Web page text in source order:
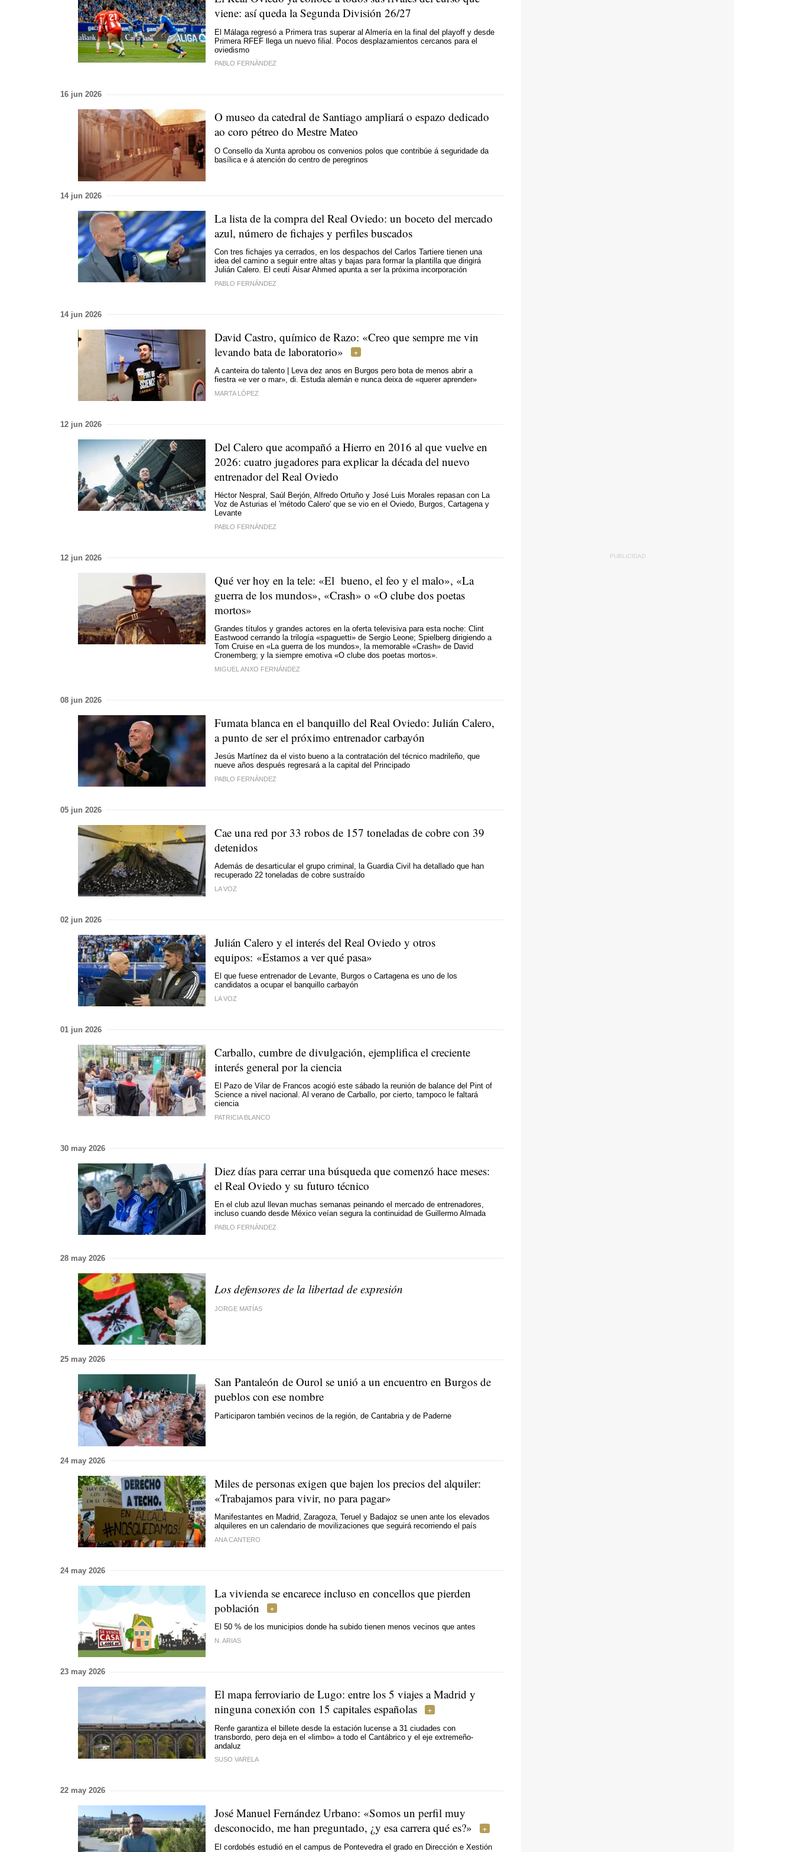
viene: así queda la Segunda División 26/27
El Málaga regresó a Primera tras superar al Almería en la final del playoff y desde
Primera RFEF llega un nuevo filial. Pocos desplazamientos cercanos para el
oviedismo
PABLO FERNÁNDEZ
16 jun 2026
O museo da catedral de Santiago ampliará o espazo dedicado
ao coro pétreo do Mestre Mateo
O Consello da Xunta aprobou os convenios polos que contribúe á seguridade da
basílica e á atención do centro de peregrinos
14 jun 2026
La lista de la compra del Real Oviedo: un boceto del mercado
azul, número de fichajes y perfiles buscados
Con tres fichajes ya cerrados, en los despachos del Carlos Tartiere tienen una
idea del camino a seguir entre altas y bajas para formar la plantilla que dirigirá
Julián Calero. El ceutí Aisar Ahmed apunta a ser la próxima incorporación
PABLO FERNÁNDEZ
14 jun 2026
David Castro, químico de Razo: «Creo que sempre me vin
levando bata de laboratorio»
A canteira do talento | Leva dez anos en Burgos pero bota de menos abrir a
fiestra «e ver o mar», di. Estuda alemán e nunca deixa de «querer aprender»
MARTA LÓPEZ
12 jun 2026
Del Calero que acompañó a Hierro en 2016 al que vuelve en
2026: cuatro jugadores para explicar la década del nuevo
entrenador del Real Oviedo
Héctor Nespral, Saúl Berjón, Alfredo Ortuño y José Luis Morales repasan con La
Voz de Asturias el 'método Calero' que se vio en el Oviedo, Burgos, Cartagena y
Levante
PABLO FERNÁNDEZ
12 jun 2026
Qué ver hoy en la tele: «El bueno, el feo y el malo», «La
guerra de los mundos», «Crash» o «O clube dos poetas
mortos»
Grandes títulos y grandes actores en la oferta televisiva para esta noche: Clint
Eastwood cerrando la trilogía «spaguetti» de Sergio Leone; Spielberg dirigiendo a
Tom Cruise en «La guerra de los mundos», la memorable «Crash» de David
Cronemberg; y la siempre emotiva «O clube dos poetas mortos».
MIGUEL ANXO FERNÁNDEZ
08 jun 2026
Fumata blanca en el banquillo del Real Oviedo: Julián Calero,
a punto de ser el próximo entrenador carbayón
Jesús Martínez da el visto bueno a la contratación del técnico madrileño, que
nueve años después regresará a la capital del Principado
PABLO FERNÁNDEZ
05 jun 2026
Cae una red por 33 robos de 157 toneladas de cobre con 39
detenidos
Además de desarticular el grupo criminal, la Guardia Civil ha detallado que han
recuperado 22 toneladas de cobre sustraído
LA VOZ
02 jun 2026
Julián Calero y el interés del Real Oviedo y otros
equipos: «Estamos a ver qué pasa»
El que fuese entrenador de Levante, Burgos o Cartagena es uno de los
candidatos a ocupar el banquillo carbayón
LA VOZ
01 jun 2026
Carballo, cumbre de divulgación, ejemplifica el creciente
interés general por la ciencia
El Pazo de Vilar de Francos acogió este sábado la reunión de balance del Pint of
Science a nivel nacional. Al verano de Carballo, por cierto, tampoco le faltará
ciencia
PATRICIA BLANCO
30 may 2026
Diez días para cerrar una búsqueda que comenzó hace meses:
el Real Oviedo y su futuro técnico
En el club azul llevan muchas semanas peinando el mercado de entrenadores,
incluso cuando desde México veían segura la continuidad de Guillermo Almada
PABLO FERNÁNDEZ
28 may 2026
Los defensores de la libertad de expresión
JORGE MATÍAS
25 may 2026
San Pantaleón de Ourol se unió a un encuentro en Burgos de
pueblos con ese nombre
Participaron también vecinos de la región, de Cantabria y de Paderne
24 may 2026
Miles de personas exigen que bajen los precios del alquiler:
«Trabajamos para vivir, no para pagar»
Manifestantes en Madrid, Zaragoza, Teruel y Badajoz se unen ante los elevados
alquileres en un calendario de movilizaciones que seguirá recorriendo el país
ANA CANTERO
24 may 2026
La vivienda se encarece incluso en concellos que pierden
población
El 50 % de los municipios donde ha subido tienen menos vecinos que antes
N. ARIAS
23 may 2026
El mapa ferroviario de Lugo: entre los 5 viajes a Madrid y
ninguna conexión con 15 capitales españolas
Renfe garantiza el billete desde la estación lucense a 31 ciudades con
transbordo, pero deja en el «limbo» a todo el Cantábrico y el eje extremeño-
andaluz
SUSO VARELA
22 may 2026
José Manuel Fernández Urbano: «Somos un perfil muy
desconocido, me han preguntado, ¿y esa carrera qué es?»
El cordobés estudió en el campus de Pontevedra el grado en Dirección e Xestión